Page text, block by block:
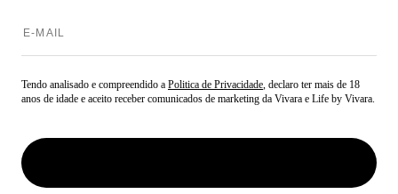
Tendo analisado e compreendido a Politica de Privacidade, declaro ter mais de 18
anos de idade e aceito receber comunicados de marketing da Vivara e Life by Vivara.